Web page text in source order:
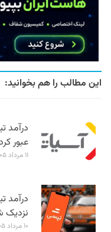
این مطالب را هم بخوانید:
عبور
۱۱ مرداد ۱۴۰۵
نزدیک
۱۰ مرداد ۱۴۰۵